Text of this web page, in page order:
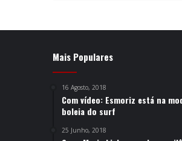
Mais Populares
16 Agosto, 2018
Com vídeo: Esmoriz está na
boleia do surf
25 Junho, 2018